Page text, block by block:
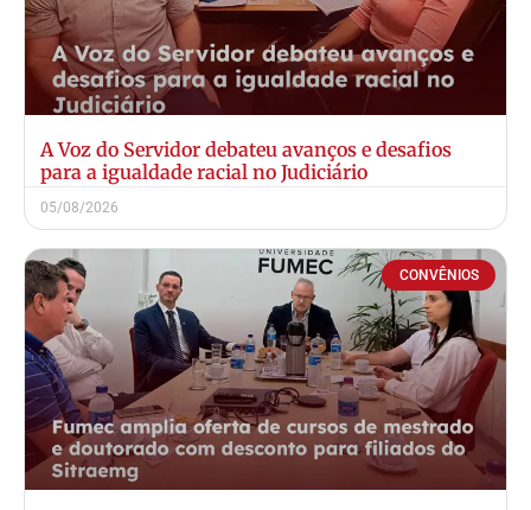
A Voz do Servidor debateu avanços e desafios
para a igualdade racial no Judiciário
05/08/2026
CONVÊNIOS